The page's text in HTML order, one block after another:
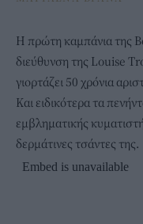
Η πρώτη καμπάνια της
διεύθυνση της Louise
γιορτάζει 50 χρόνια
Και ειδικότερα τα
εμβληματικής
δερμάτινες τσάντες της.